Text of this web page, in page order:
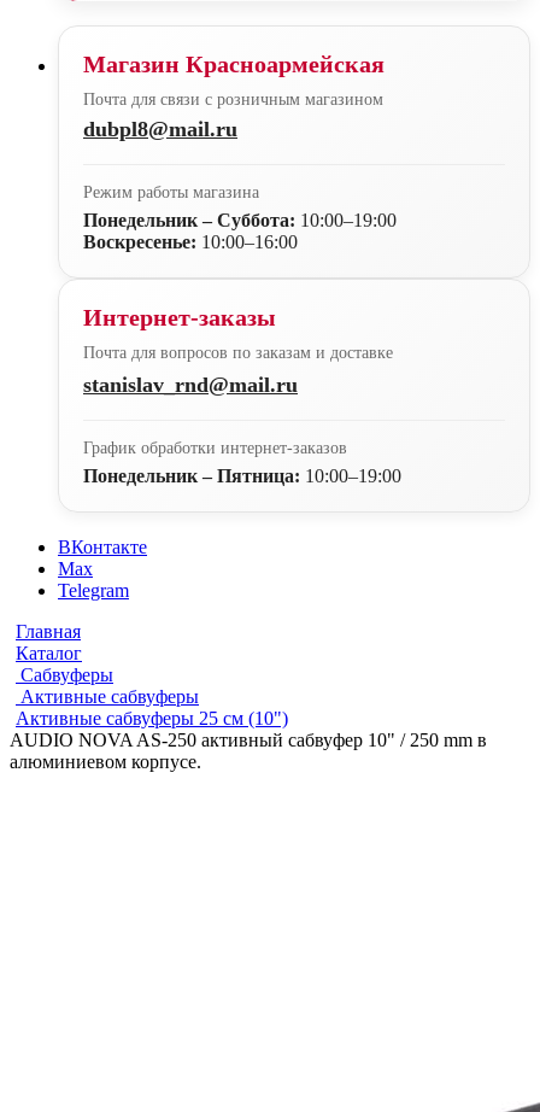
Магазин Красноармейская
Почта для связи с розничным магазином
dubpl8@mail.ru
Режим работы магазина
Понедельник – Суббота: 10:00–19:00
Воскресенье: 10:00–16:00
Интернет-заказы
Почта для вопросов по заказам и доставке
stanislav_rnd@mail.ru
График обработки интернет-заказов
Понедельник – Пятница: 10:00–19:00
ВКонтакте
Max
Telegram
Главная
Каталог
Сабвуферы
Активные сабвуферы
Активные сабвуферы 25 см (10")
AUDIO NOVA AS-250 активный сабвуфер 10" / 250 mm в
алюминиевом корпусе.